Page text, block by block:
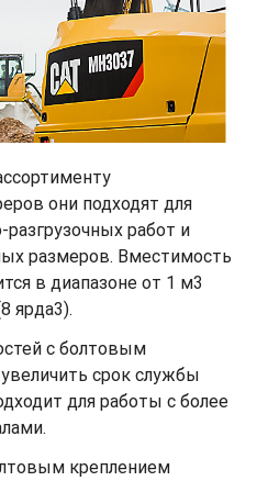
они подходят для
работ и
размеров. Вместимость
в диапазоне от 1 м3
ярда3).
с болтовым
срок службы
для работы с более
креплением